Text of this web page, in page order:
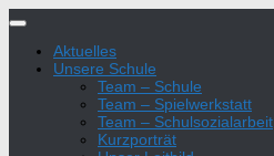
Zum
springenAktuelles
Unsere Schule
Team – Schule
Team – Spielwerkstatt
Team – Schulsozialarbeit
Kurzporträt